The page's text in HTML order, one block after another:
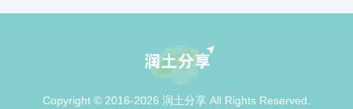
Copyright © 2016-2026 润土分享 All Rights Reserved.